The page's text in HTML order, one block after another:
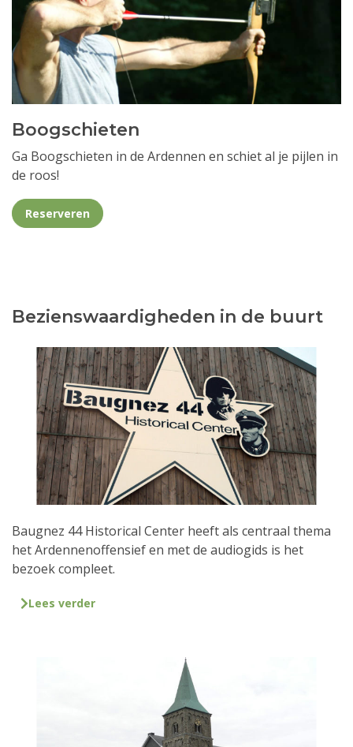
Boogschieten
Ga Boogschieten in de Ardennen en schiet al je pijlen in
de roos!
Reserveren
Bezienswaardigheden in de buurt
Baugnez 44 Historical Center heeft als centraal thema
het Ardennenoffensief en met de audiogids is het
bezoek compleet.
Lees verder